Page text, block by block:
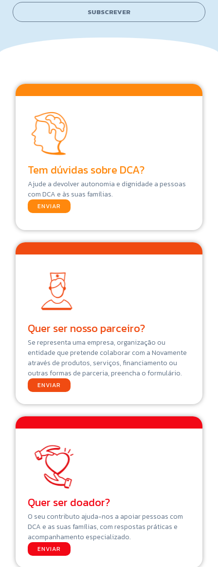
i
l
l
*
SUBSCREVER
Tem dúvidas sobre DCA?
Ajude a devolver autonomia e dignidade a pessoas
com DCA e às suas famílias.
ENVIAR
Quer ser nosso parceiro?
Se representa uma empresa, organização ou
entidade que pretende colaborar com a Novamente
através de produtos, serviços, financiamento ou
outras formas de parceria, preencha o formulário.
ENVIAR
Quer ser doador?
O seu contributo ajuda-nos a apoiar pessoas com
DCA e as suas famílias, com respostas práticas e
acompanhamento especializado.
ENVIAR